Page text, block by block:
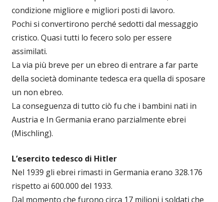
condizione migliore e migliori posti di lavoro.
Pochi si convertirono perché sedotti dal messaggio
cristico. Quasi tutti lo fecero solo per essere
assimilati.
La via più breve per un ebreo di entrare a far parte
della società dominante tedesca era quella di sposare
un non ebreo.
La conseguenza di tutto ciò fu che i bambini nati in
Austria e In Germania erano parzialmente ebrei
(Mischling).
L’esercito tedesco di Hitler
Nel 1939 gli ebrei rimasti in Germania erano 328.176
rispetto ai 600.000 del 1933.
Dal momento che furono circa 17 milioni i soldati che